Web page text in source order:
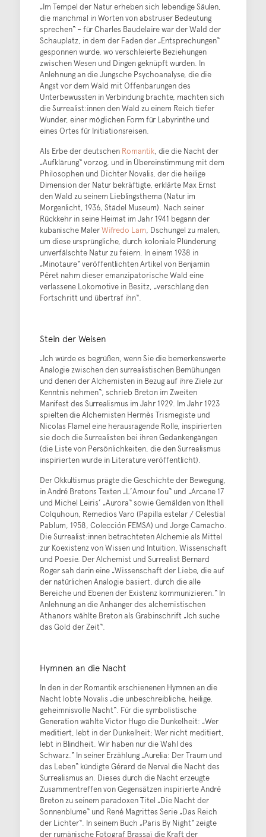
„Im Tempel der Natur erheben sich lebendige Säulen,
die manchmal in Worten von abstruser Bedeutung
sprechen“ – für Charles Baudelaire war der Wald der
Schauplatz, in dem der Faden der „Entsprechungen“
gesponnen wurde, wo verschleierte Beziehungen
zwischen Wesen und Dingen geknüpft wurden. In
Anlehnung an die Jungsche Psychoanalyse, die die
Angst vor dem Wald mit Offenbarungen des
Unterbewussten in Verbindung brachte, machten sich
die Surrealist:innen den Wald zu einem Reich tiefer
Wunder, einer möglichen Form für Labyrinthe und
eines Ortes für Initiationsreisen.
Als Erbe der deutschen Romantik, die die Nacht der
„Aufklärung“ vorzog, und in Übereinstimmung mit dem
Philosophen und Dichter Novalis, der die heilige
Dimension der Natur bekräftigte, erklärte Max Ernst
den Wald zu seinem Lieblingsthema (Natur im
Morgenlicht, 1936, Städel Museum). Nach seiner
Rückkehr in seine Heimat im Jahr 1941 begann der
kubanische MalerWifredo Lam, Dschungel zu malen,
um diese ursprüngliche, durch koloniale Plünderung
unverfälschte Natur zu feiern. In einem 1938 in
„Minotaure“ veröffentlichten Artikel von Benjamin
Péret nahm dieser emanzipatorische Wald eine
verlassene Lokomotive in Besitz, „verschlang den
Fortschritt und übertraf ihn“.
Stein der Weisen
„Ich würde es begrüßen, wenn Sie die bemerkenswerte
Analogie zwischen den surrealistischen Bemühungen
und denen der Alchemisten in Bezug auf ihre Ziele zur
Kenntnis nehmen“, schrieb Breton im Zweiten
Manifest des Surrealismus im Jahr 1929. Im Jahr 1923
spielten die Alchemisten Hermès Trismegiste und
Nicolas Flamel eine herausragende Rolle, inspirierten
sie doch die Surrealisten bei ihren Gedankengängen
(die Liste von Persönlichkeiten, die den Surrealismus
inspirierten wurde in Literature veröffentlicht).
Der Okkultismus prägte die Geschichte der Bewegung,
in André Bretons Texten „L’Amour fou“ und „Arcane 17
und Michel Leiris’ „Aurora“ sowie Gemälden von Ithell
Colquhoun, Remedios Varo (Papilla estelar / Celestial
Pablum, 1958, Colección FEMSA) und Jorge Camacho.
Die Surrealist:innen betrachteten Alchemie als Mittel
zur Koexistenz von Wissen und Intuition, Wissenschaft
und Poesie. Der Alchemist und Surrealist Bernard
Roger sah darin eine „Wissenschaft der Liebe, die auf
der natürlichen Analogie basiert, durch die alle
Bereiche und Ebenen der Existenz kommunizieren.“ In
Anlehnung an die Anhänger des alchemistischen
Athanors wählte Breton als Grabinschrift „Ich suche
das Gold der Zeit“.
Hymnen an die Nacht
In den in der Romantik erschienenen Hymnen an die
Nacht lobte Novalis „die unbeschreibliche, heilige,
geheimnisvolle Nacht“. Für die symbolistische
Generation wählte Victor Hugo die Dunkelheit: „Wer
meditiert, lebt in der Dunkelheit; Wer nicht meditiert,
lebt in Blindheit. Wir haben nur die Wahl des
Schwarz.“ In seiner Erzählung „Aurelia: Der Traum und
das Leben“ kündigte Gérard de Nerval die Nacht des
Surrealismus an. Dieses durch die Nacht erzeugte
Zusammentreffen von Gegensätzen inspirierte André
Breton zu seinem paradoxen Titel „Die Nacht der
Sonnenblume“ und René Magrittes Serie „Das Reich
der Lichter“. In seinem Buch „Paris By Night“ zeigte
der rumänische Fotograf Brassaï die Kraft der